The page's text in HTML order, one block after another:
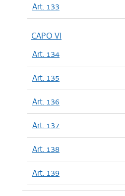
Art. 133
CAPO VI
Art. 134
Art. 135
Art. 136
Art. 137
Art. 138
Art. 139